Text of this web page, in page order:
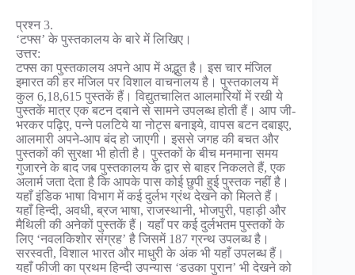
प्रश्न 3.
‘टफ्स’ के पुस्तकालय के बारे में लिखिए।
उत्तर:
टफ्स का पुस्तकालय अपने आप में अद्भुत है। इस चार मंजिल
इमारत की हर मंजिल पर विशाल वाचनालय है। पुस्तकालय में
कुल 6,18,615 पुस्तकें हैं। विद्युतचालित आलमारियों में रखी ये
पुस्तकें मात्र एक बटन दबाने से सामने उपलब्ध होती हैं। आप जी-
भरकर पढ़िए, पन्ने पलटिये या नोट्स बनाइये, वापस बटन दबाइए,
आलमारी अपने-आप बंद हो जाएगी। इससे जगह की बचत और
पुस्तकों की सुरक्षा भी होती है। पुस्तकों के बीच मनमाना समय
गुजारने के बाद जब पुस्तकालय के द्वार से बाहर निकलते हैं, एक
अलार्म जता देता है कि आपके पास कोई छुपी हुई पुस्तक नहीं है।
यहाँ इंडिक भाषा विभाग में कई दुर्लभ ग्रंथ देखने को मिलते हैं।
यहाँ हिन्दी, अवधी, ब्रज भाषा, राजस्थानी, भोजपुरी, पहाड़ी और
मैथिली की अनेकों पुस्तकें हैं। यहाँ पर कई दुर्लभतम पुस्तकों के
लिए ‘नवलकिशोर संग्रह’ है जिसमें 187 ग्रन्थ उपलब्ध है।
सरस्वती, विशाल भारत और माधुरी के अंक भी यहाँ उपलब्ध हैं।
यहाँ फीजी का प्रथम हिन्दी उपन्यास ‘डउका पुरान’ भी देखने को